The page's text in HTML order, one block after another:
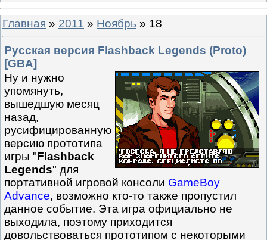
Главная » 2011 » Ноябрь » 18
Русская версия Flashback Legends (Proto)
[GBA]
Ну и нужно
упомянуть,
вышедшую месяц
назад,
русифицированную
версию прототипа
игры "Flashback
Legends" для
портативной игровой консоли GameBoy
Advance, возможно кто-то также пропустил
данное событие. Эта игра официально не
выходила, поэтому приходится
довольствоваться прототипом с некоторыми